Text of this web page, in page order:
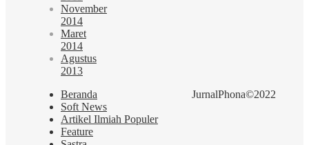
November
2014
Maret
2014
Agustus
2013
JurnalPhona©2022
Beranda
Soft News
Artikel Ilmiah Populer
Feature